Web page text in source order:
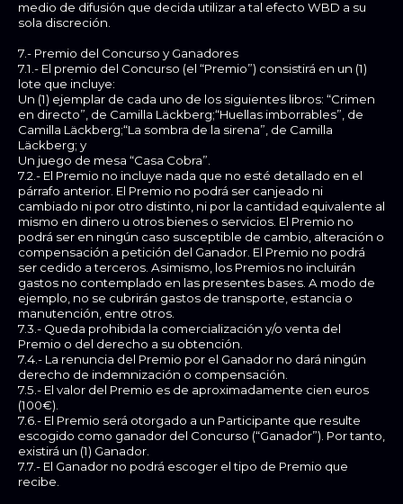
medio de difusión que decida utilizar a tal efecto WBD a su
sola discreción.
7.- Premio del Concurso y Ganadores
7.1.- El premio del Concurso (el “Premio”) consistirá en un (1)
lote que incluye:
Un (1) ejemplar de cada uno de los siguientes libros: “Crimen
en directo”, de Camilla Läckberg;“Huellas imborrables”, de
Camilla Läckberg;“La sombra de la sirena”, de Camilla
Läckberg; y
Un juego de mesa “Casa Cobra”.
7.2.- El Premio no incluye nada que no esté detallado en el
párrafo anterior. El Premio no podrá ser canjeado ni
cambiado ni por otro distinto, ni por la cantidad equivalente al
mismo en dinero u otros bienes o servicios. El Premio no
podrá ser en ningún caso susceptible de cambio, alteración o
compensación a petición del Ganador. El Premio no podrá
ser cedido a terceros. Asimismo, los Premios no incluirán
gastos no contemplado en las presentes bases. A modo de
ejemplo, no se cubrirán gastos de transporte, estancia o
manutención, entre otros.
7.3.- Queda prohibida la comercialización y/o venta del
Premio o del derecho a su obtención.
7.4.- La renuncia del Premio por el Ganador no dará ningún
derecho de indemnización o compensación.
7.5.- El valor del Premio es de aproximadamente cien euros
(100€).
7.6.- El Premio será otorgado a un Participante que resulte
escogido como ganador del Concurso (“Ganador”). Por tanto,
existirá un (1) Ganador.
7.7.- El Ganador no podrá escoger el tipo de Premio que
recibe.